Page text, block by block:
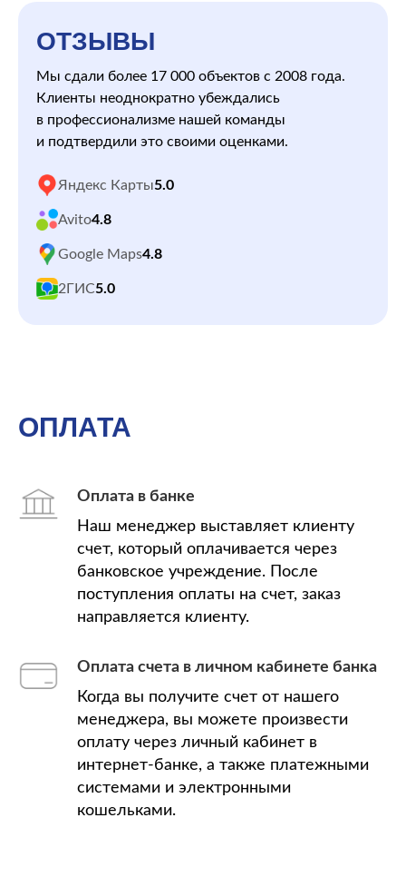
ОТЗЫВЫ
Мы сдали более 17 000 объектов с 2008 года.
Клиенты неоднократно убеждались
в профессионализме нашей команды
и подтвердили это своими оценками.
Яндекс Карты5.0
Avito4.8
Google Maps4.8
2ГИС5.0
ОПЛАТА
Оплата в банке
Наш менеджер выставляет клиенту
счет, который оплачивается через
банковское учреждение. После
поступления оплаты на счет, заказ
направляется клиенту.
Оплата счета в личном кабинете банка
Когда вы получите счет от нашего
менеджера, вы можете произвести
оплату через личный кабинет в
интернет-банке, а также платежными
системами и электронными
кошельками.